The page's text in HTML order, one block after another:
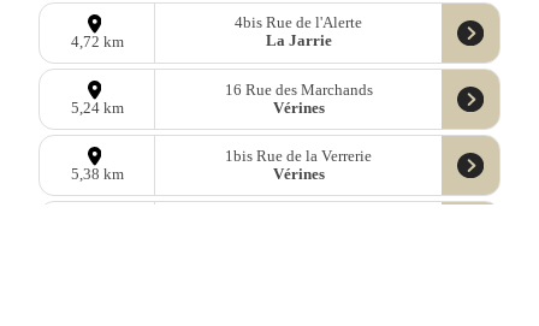
4,72 km
4bis Rue de l'Alerte
La Jarrie
5,24 km
16 Rue des Marchands
Vérines
5,38 km
1bis Rue de la Verrerie
Vérines